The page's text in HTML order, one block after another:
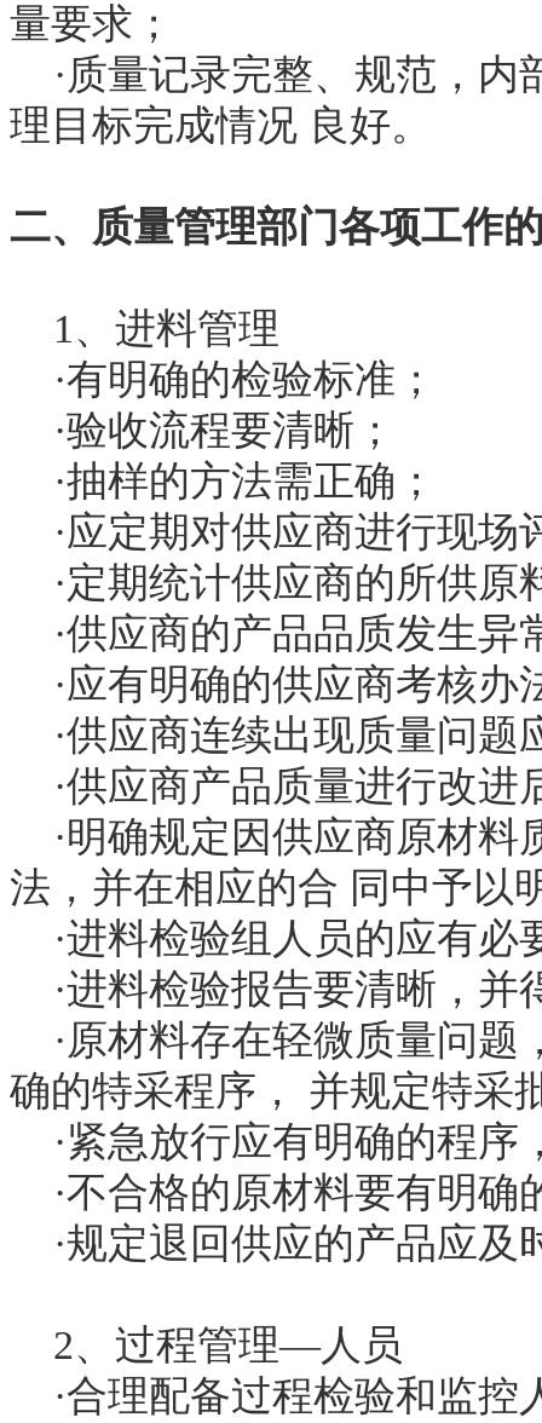
量要求；
·质量记录完整、规范，内
理目标完成情况 良好。
二、质量管理部门各项工作
1、进料管理
·有明确的检验标准；
·验收流程要清晰；
·抽样的方法需正确；
·应定期对供应商进行现场
·定期统计供应商的所供原
·供应商的产品品质发生异
·应有明确的供应商考核办
·供应商连续出现质量问题
·供应商产品质量进行改进
·明确规定因供应商原材料
法，并在相应的合 同中予以
·进料检验组人员的应有必
·进料检验报告要清晰，并
·原材料存在轻微质量问题
确的特采程序， 并规定特采
·紧急放行应有明确的程序
·不合格的原材料要有明确
·规定退回供应的产品应及
2、过程管理—人员
·合理配备过程检验和监控